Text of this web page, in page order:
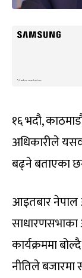
१६ भदौ,
अधिकारीले
बढ्ने बताएका
आइतबार
कार्यक्रममा
नीतिले बजारमा